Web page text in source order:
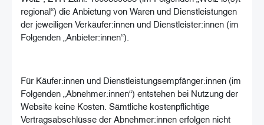
regional“) die Anbietung von Waren und Dienstleistungen
der jeweiligen Verkäufer:innen und Dienstleister:innen (im
Folgenden „Anbieter:innen“).
Für Käufer:innen und Dienstleistungsempfänger:innen (im
Folgenden „Abnehmer:innen“) entstehen bei Nutzung der
Website keine Kosten. Sämtliche kostenpflichtige
Vertragsabschlüsse der Abnehmer:innen erfolgen nicht